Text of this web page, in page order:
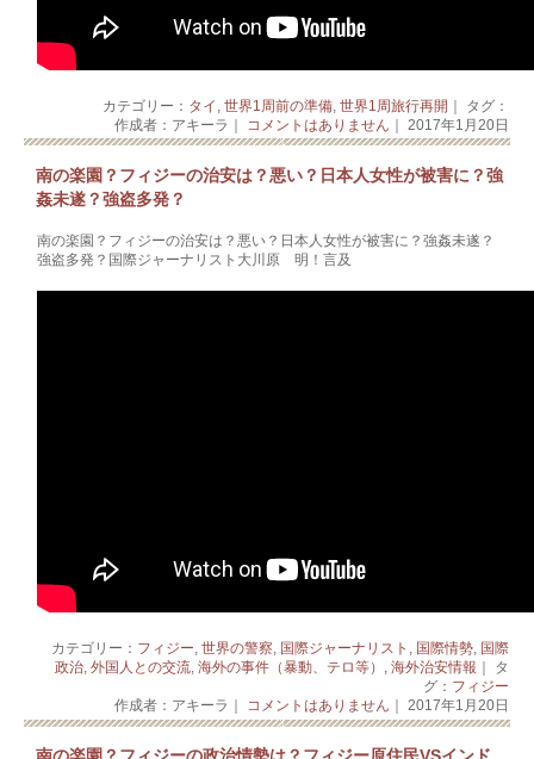
カテゴリー： タイ , 世界1周前の準備, 世界1周旅行再開
｜ タグ：
作成者：アキーラ｜ コメントはありません ｜ 2017年1月20日
南の楽園？フィジーの治安は？悪い？日本人女性が被害に？強
姦未遂？強盗多発？
南の楽園？フィジーの治安は？悪い？日本人女性が被害に？強姦未遂？
強盗多発？国際ジャーナリスト大川原 明！言及
カテゴリー： フィジー, 世界の警察, 国際ジャーナリスト , 国際情勢, 国際
政治, 外国人との交流, 海外の事件（暴動、テロ等） , 海外治安情報 ｜ タ
グ： フィジー
作成者：アキーラ｜ コメントはありません ｜ 2017年1月20日